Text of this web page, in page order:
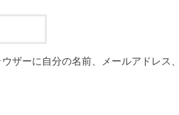
ザーに自分の名前、メールアドレス